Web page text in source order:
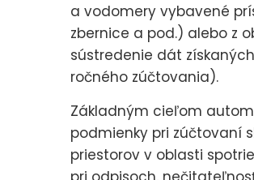
a vodomery vybavené
zbernice a pod.) alebo z
sústredenie dát
ročného zúčtovania).
Základným cieľom
podmienky pri zúčtovaní
priestorov v oblasti